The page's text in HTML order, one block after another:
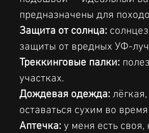
предназначены для
Защита от солнца:
защиты от вредных УФ-
Треккинговые палки:
участках.
Дождевая одежда:
оставаться сухим во
Аптечка: у меня есть